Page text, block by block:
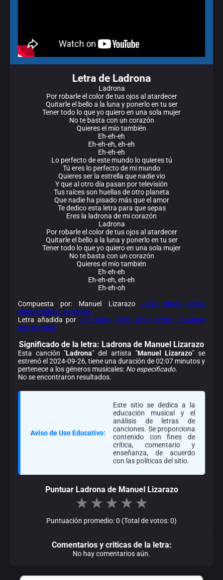
Letra de Ladrona
Ladrona
Por robarle el color de tus ojos al atardecer
Quitarle el bello a la luna y ponerlo en tu ser
Tener todo lo que yo quiero en una sola mujer
No te basta con un corazón
Quieres el mío también
Eh-eh-eh
Eh-eh-eh, eh-eh
Eh-eh-eh
Lo perfecto de este mundo lo quieres tú
Tú eres lo perfecto de mi mundo
Quieres ser la estrella que nadie vio
Y que al otro día pasan por televisión
Tus raíces son huellas de otro planeta
Que nadie ha pisado más que el amor
Te dedico esta letra para que sepas
Eres la ladrona de mi corazón
Ladrona
Por robarle el color de tus ojos al atardecer
Quitarle el bello a la luna y ponerlo en tu ser
Tener todo lo que yo quiero en una sola mujer
No te basta con un corazón
Quieres el mío también
Eh-eh-eh
Eh-eh-eh, eh-eh
Eh-eh-oh
Compuesta por: Manuel Lizarazo ¿Los datos están
equivocados? Avísanos.
Letra añadida por Fito Salas ¿Viste algún error? Envíanos
una revisión.
Significado de la letra: Ladrona de Manuel Lizarazo
Esta canción "Ladrona" del artista "Manuel Lizarazo" se
estrenó el 2024-09-26, tiene una duración de 02:07 minutos y
pertenece a los géneros musicales: No especificado.
No se encontraron resultados.
Aviso de Uso Educativo:
Este sitio se dedica a la
educación musical y el
análisis de letras de
canciones. Se proporciona
contenido con fines de
crítica, comentario y
enseñanza, de acuerdo
con las políticas del sitio.
Puntuar Ladrona de Manuel Lizarazo
★ ★ ★ ★ ★
Puntuación promedio: 0 (Total de votos: 0)
Comentarios y criticas de la letra:
No hay comentarios aún.